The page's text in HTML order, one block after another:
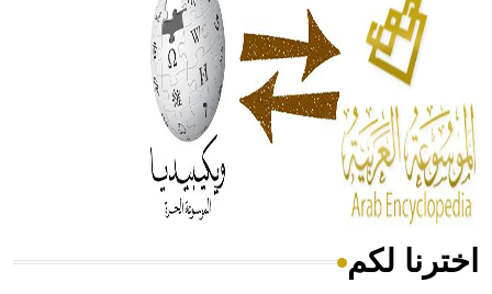
- هل تعلم أن المرجان إفراز حيواني يتكون في البحر ويتركب
من مادة كربونات الكلسيوم، وهو أحمر أو شديد الحمرة وهو
أجود أنواعه، ويمتاز بكبر الحجم ويسمى الش
هل تعلم أن الأبسيد كلمة فرنسية اللفظ تم اعتمادها مصطلحاً
اخترنا لكم